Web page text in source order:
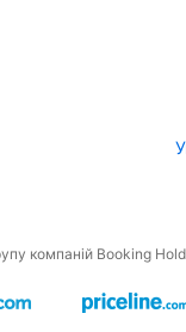
компаній Booking